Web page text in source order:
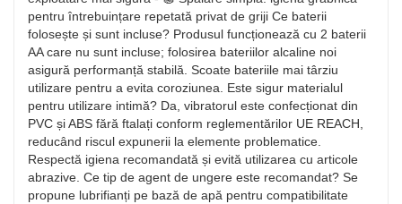
pentru întrebuințare repetată privat de griji Ce baterii
folosește și sunt incluse? Produsul funcționează cu 2 baterii
AA care nu sunt incluse; folosirea bateriilor alcaline noi
asigură performanță stabilă. Scoate bateriile mai târziu
utilizare pentru a evita coroziunea. Este sigur materialul
pentru utilizare intimă? Da, vibratorul este confecționat din
PVC și ABS fără ftalați conform reglementărilor UE REACH,
reducând riscul expunerii la elemente problematice.
Respectă igiena recomandată și evită utilizarea cu articole
abrazive. Ce tip de agent de ungere este recomandat? Se
propune lubrifianți pe bază de apă pentru compatibilitate